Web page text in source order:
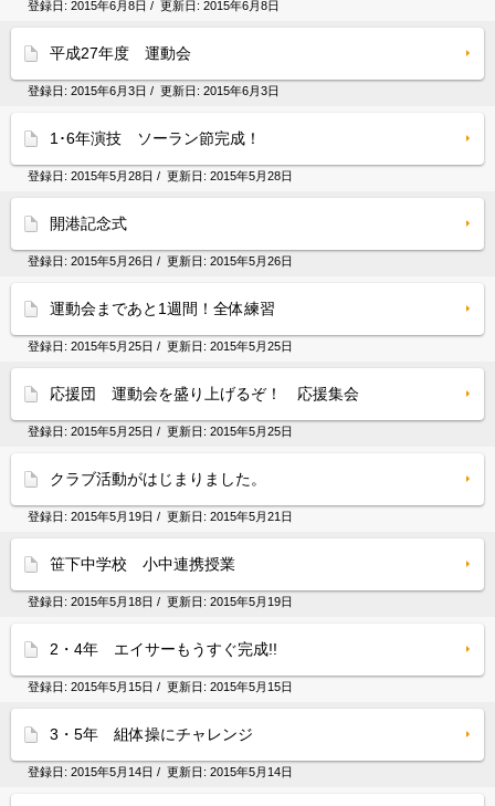
登録日: 2015年6月8日 / 更新日: 2015年6月8日
平成27年度 運動会
登録日: 2015年6月3日 / 更新日: 2015年6月3日
1･6年演技 ソーラン節完成！
登録日: 2015年5月28日 / 更新日: 2015年5月28日
開港記念式
登録日: 2015年5月26日 / 更新日: 2015年5月26日
運動会まであと1週間！全体練習
登録日: 2015年5月25日 / 更新日: 2015年5月25日
応援団 運動会を盛り上げるぞ！ 応援集会
登録日: 2015年5月25日 / 更新日: 2015年5月25日
クラブ活動がはじまりました。
登録日: 2015年5月19日 / 更新日: 2015年5月21日
笹下中学校 小中連携授業
登録日: 2015年5月18日 / 更新日: 2015年5月19日
2・4年 エイサーもうすぐ完成!!
登録日: 2015年5月15日 / 更新日: 2015年5月15日
3・5年 組体操にチャレンジ
登録日: 2015年5月14日 / 更新日: 2015年5月14日